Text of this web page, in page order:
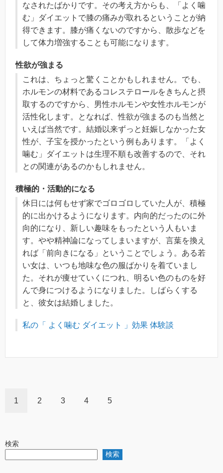
なされたばかりです。その考え方からも、「よく噛
む」ダイエットで膝の痛みが取れるということが納
得できます。膝が痛くないのですから、散歩などを
して体力増強することも可能になります。
性欲が強まる
これは、ちょっと驚くことかもしれません。でも、
ホルモンの材料であるコレステロールをきちんと摂
取するのですから、男性ホルモンや女性ホルモンが
活性化します。となれば、性欲が強まるのも当然と
いえば当然です。結婚以来ずっと妊娠しなかった女
性が、子宝を授かったという例もあります。「よく
噛む」ダイエットは生理不順も改善するので、それ
との関連があるのかもしれません。
積極的・活動的になる
休日には何もせず家でゴロゴロしていた人が、積極
的に出かけるようになります。内向的だったのに外
向的になり、新しい趣味をもったという人もいま
す。やや精神論になってしまいますが、言葉を換え
れば「前向きになる」ということでしょう。ある若
い女は、いつも地味な色の服ばかりを着ていまし
た。それが痩せていくにつれ、明るい色のものを好
んで身につけるようになりました。しばらくする
と、彼女は結婚しました。
私の「 よく噛む ダイエット 」効果 体験談
1 2 3 4 5
検索
検索